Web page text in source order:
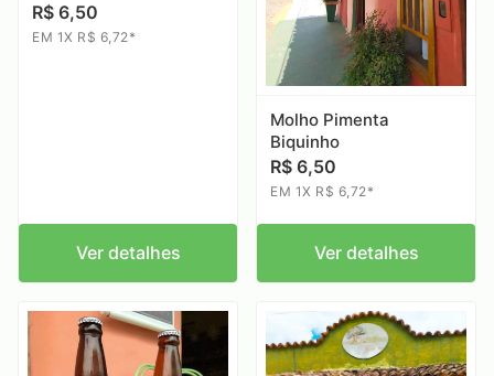
R$ 6,50
EM 1X R$ 6,72*
Ver detalhes
Molho Pimenta
Biquinho
R$ 6,50
EM 1X R$ 6,72*
Ver detalhes